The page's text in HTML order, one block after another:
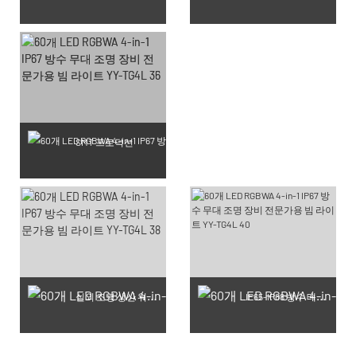
SMT 프로덕션
실외 조명 생산 워크숍 IP65-IP68 방수 테스트 완료 제품